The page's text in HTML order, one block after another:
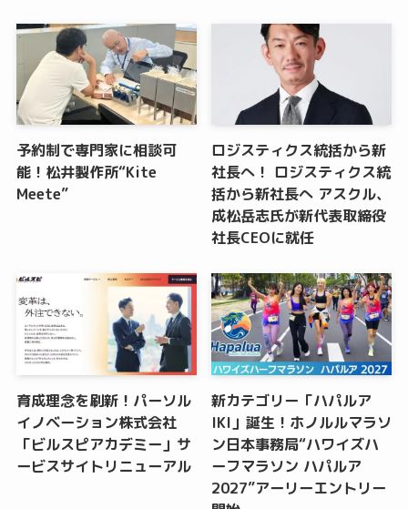
予約制で専門家に相談可
能！松井製作所“Kite
Meete”
ロジスティクス統括から新
社長へ！ ロジスティクス統
括から新社長へ アスクル、
成松岳志氏が新代表取締役
社長CEOに就任
育成理念を刷新！パーソル
イノベーション株式会社
「ビルスピアカデミー」サ
ービスサイトリニューアル
新カテゴリー「ハパルア
IKI」誕生！ホノルルマラソ
ン日本事務局“ハワイズハ
ーフマラソン ハパルア
2027”アーリーエントリー